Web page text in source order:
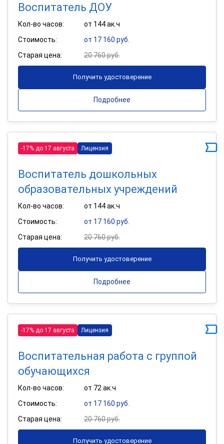
Воспитатель ДОУ
Кол-во часов:
от 144 ак.ч
Стоимость:
от 17 160 руб.
Старая цена:
20 760 руб.
Получить удостоверение
Подробнее
-17% до 17 августа Лицензия
Воспитатель дошкольных
образовательных учреждений
Кол-во часов:
от 144 ак.ч
Стоимость:
от 17 160 руб.
Старая цена:
20 760 руб.
Получить удостоверение
Подробнее
-17% до 17 августа Лицензия
Воспитательная работа с группой
обучающихся
Кол-во часов:
от 72 ак.ч
Стоимость:
от 17 160 руб.
Старая цена:
20 760 руб.
Получить удостоверение